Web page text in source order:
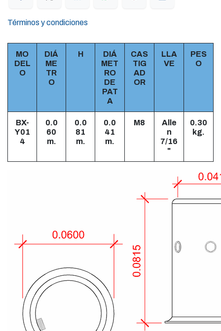
Términos y condiciones
MO
DEL
O
DIÁ
ME
TR
O
H
DIÁ
MET
RO
DE
PAT
A
CAS
TIG
AD
OR
LLA
VE
PES
O
BX-
Y01
4
0.0
60
m.
0.0
81
m.
0.0
41
m.
M8
Alle
n
7/16
"
0.30
kg.